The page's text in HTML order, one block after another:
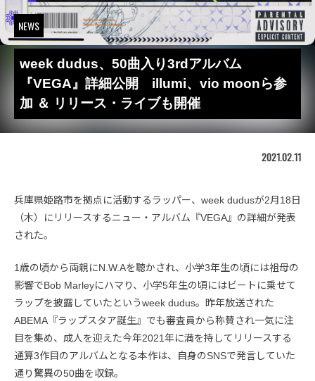
NEWS
week dudus、50曲入り3rdアルバム
『VEGA』詳細公開 illumi、vio moonら参
加 ＆ リリース・ライブも開催
2021.02.11
兵庫県姫路市を拠点に活動するラッパー、week dudusが2月18日
（木）にリリースするニュー・アルバム『VEGA』の詳細が発表
された。
1歳の頃から両親にN.W.Aを聴かされ、小学3年生の頃には祖母の
影響でBob Marleyにハマり、小学5年生の頃にはビートに乗せて
ラップを披露していたというweek dudus。昨年放送された
ABEMA『ラップスタア誕生』でも審査員から称賛され一気に注
目を集め、成人を迎えた今年2021年に満を持してリリースする
通算3作目のアルバムとなる本作は、自身のSNSで発言していた
通り驚異の50曲を収録。